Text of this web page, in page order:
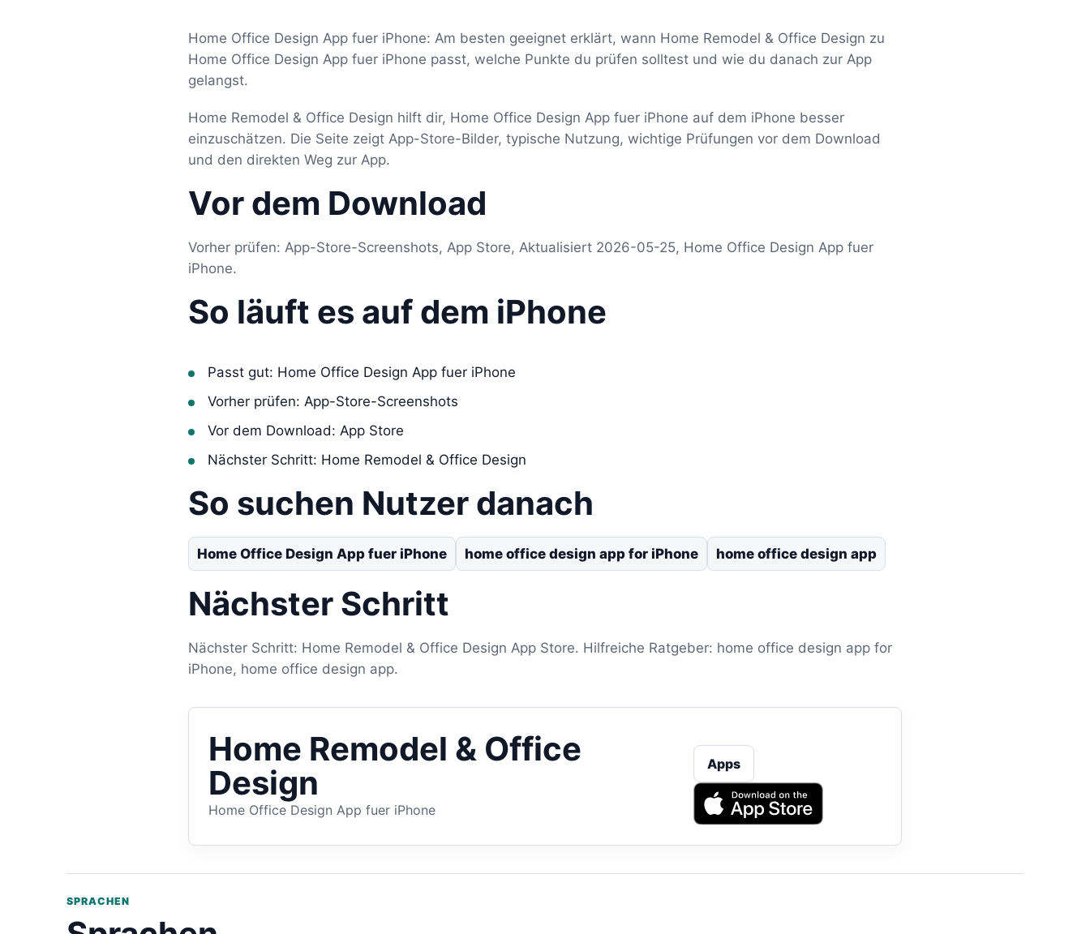
Home Office Design App fuer iPhone: Am besten geeignet erklärt, wann Home Remodel & Office Design zu
Home Office Design App fuer iPhone passt, welche Punkte du prüfen solltest und wie du danach zur App
gelangst.
Home Remodel & Office Design hilft dir, Home Office Design App fuer iPhone auf dem iPhone besser
einzuschätzen. Die Seite zeigt App-Store-Bilder, typische Nutzung, wichtige Prüfungen vor dem Download
und den direkten Weg zur App.
Vor dem Download
Vorher prüfen: App-Store-Screenshots, App Store, Aktualisiert 2026-05-25, Home Office Design App fuer
iPhone.
So läuft es auf dem iPhone
Passt gut: Home Office Design App fuer iPhone
Vorher prüfen: App-Store-Screenshots
Vor dem Download: App Store
Nächster Schritt: Home Remodel & Office Design
So suchen Nutzer danach
Home Office Design App fuer iPhone home office design app for iPhone home office design app
Nächster Schritt
Nächster Schritt: Home Remodel & Office Design App Store. Hilfreiche Ratgeber: home office design app for
iPhone, home office design app.
Home Remodel & Office
Design
Home Office Design App fuer iPhone
Apps
SPRACHEN